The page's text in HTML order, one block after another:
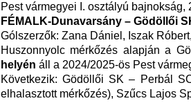
Pest vármegyei I. osztályú bajnokság,
FÉMALK-Dunavarsány – Gödöllői
Gólszerzők: Zana Dániel, Iszak
Huszonnyolc mérkőzés alapján a
helyén áll a 2024/2025-ös Pest
Következik: Gödöllői SK – Perbál
elhalasztott mérkőzés), Szűcs Lajos